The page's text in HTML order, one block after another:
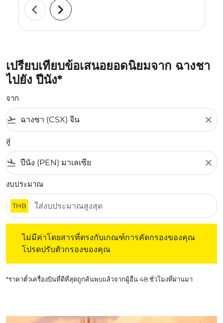
chevron_left chevron_right
เปรียบเทียบข้อเสนอยอดนิยมจาก ฉางชา
ไปยัง ปีนัง*
จาก
flight_takeoff close
สู่
flight_land close
งบประมาณ
THB
ไม่มีค่าโดยสารที่ตรงกับเกณฑ์การคัดกรองของคุณ
โปรดปรับตัวกรองของคุณ
*ราคาตั๋วเครื่องบินที่ดีที่สุดถูกค้นพบแล้วจากผู้อื่น 48 ชั่วโมงที่ผ่านมา